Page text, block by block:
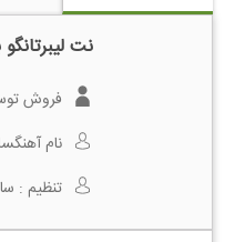
نت
فروش
نام
تنظیم :